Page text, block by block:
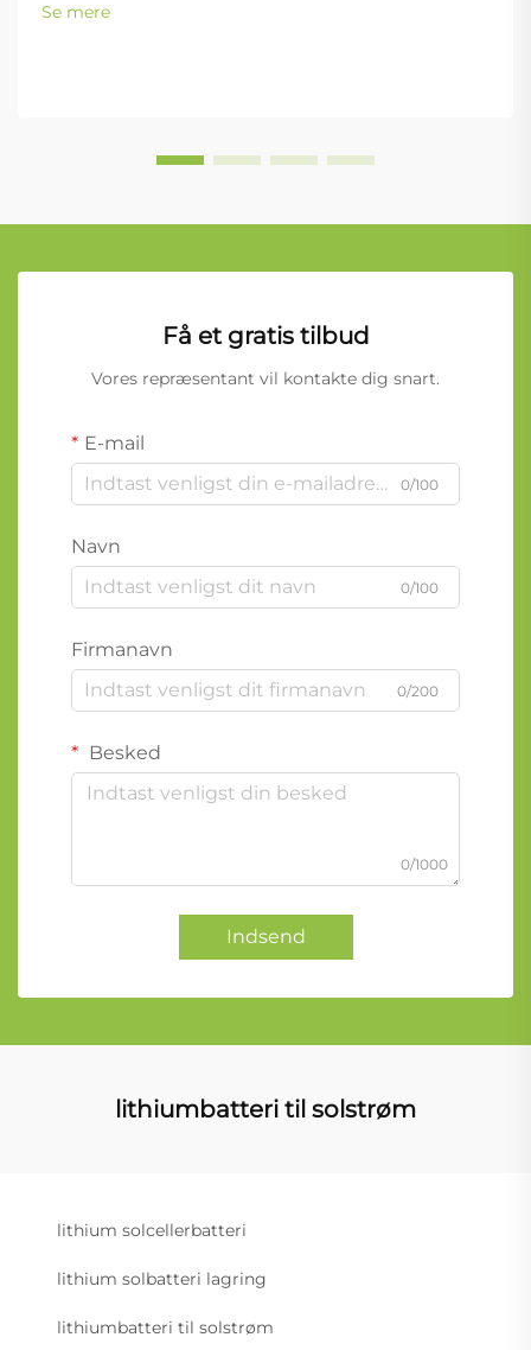
Se mere
Få et gratis tilbud
Vores repræsentant vil kontakte dig snart.
E-mail
0/100
Navn
0/100
Firmanavn
0/200
Besked
0/1000
Indsend
lithiumbatteri til solstrøm
lithium solcellerbatteri
lithium solbatteri lagring
lithiumbatteri til solstrøm